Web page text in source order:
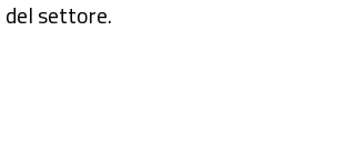
settore.